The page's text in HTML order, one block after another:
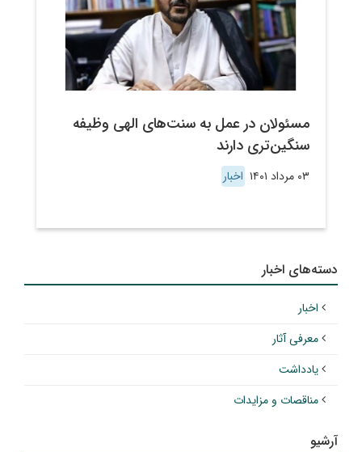
مسئولان در عمل به سنت‌های الهی وظیفه
سنگین‌تری دارند
۰۳ مرداد ۱۴۰۱ اخبار
دسته‌های اخبار
اخبار
معرفی آثار
یادداشت
مناقصات و مزایدات
آرشیو